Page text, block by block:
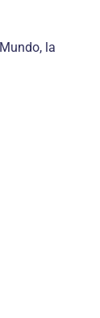
la